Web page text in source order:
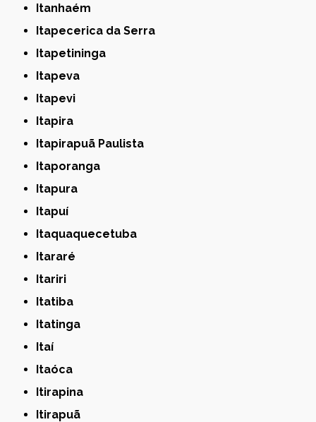
Itanhaém
Itapecerica da Serra
Itapetininga
Itapeva
Itapevi
Itapira
Itapirapuã Paulista
Itaporanga
Itapura
Itapuí
Itaquaquecetuba
Itararé
Itariri
Itatiba
Itatinga
Itaí
Itaóca
Itirapina
Itirapuã